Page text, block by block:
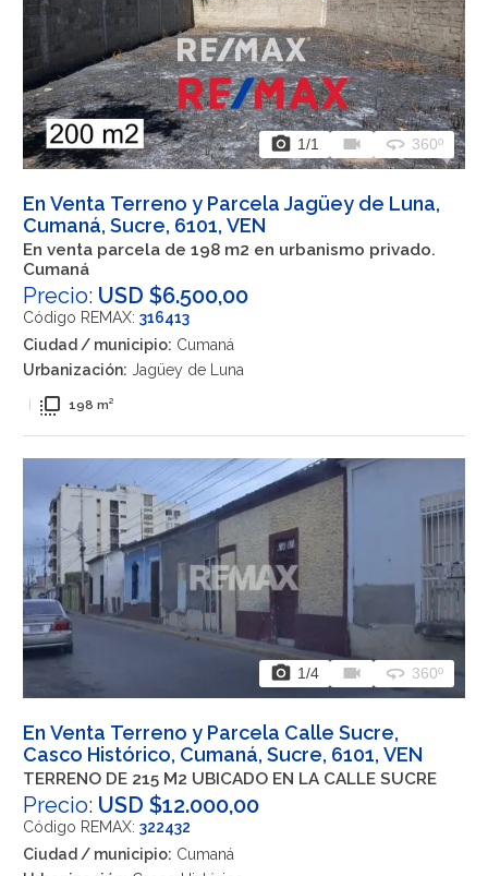
photo_camera 1/1 videocam 360 360º
En Venta Terreno y Parcela Jagüey de Luna,
Cumaná, Sucre, 6101, VEN
En venta parcela de 198 m2 en urbanismo privado.
Cumaná
Precio: USD $6.500,00
Código REMAX: 316413
Ciudad / municipio: Cumaná
Urbanización: Jagüey de Luna
flip_to_front 198 m²
photo_camera 1/4 videocam 360 360º
En Venta Terreno y Parcela Calle Sucre,
Casco Histórico, Cumaná, Sucre, 6101, VEN
TERRENO DE 215 M2 UBICADO EN LA CALLE SUCRE
Precio: USD $12.000,00
Código REMAX: 322432
Ciudad / municipio: Cumaná